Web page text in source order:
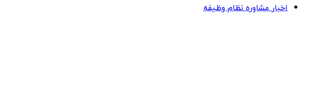
اخبار مشاوره نظام وظیفه